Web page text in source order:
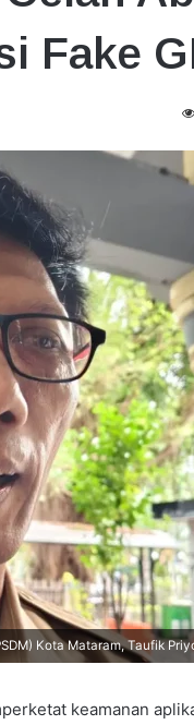
Fake
Kota Mataram, Taufik
keamanan